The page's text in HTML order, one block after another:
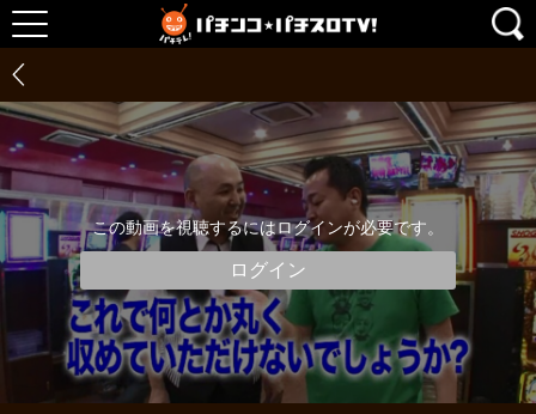
この動画を視聴するにはログインが必要です。
ログイン